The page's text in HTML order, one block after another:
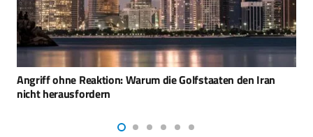
Schutz vor Shahed-Drohnen: Saudi-Arabien vor Deal mit
Ukraine